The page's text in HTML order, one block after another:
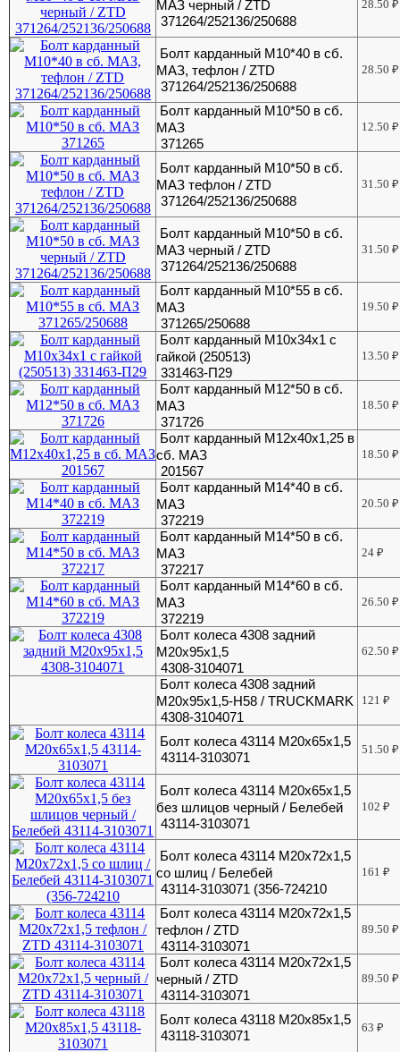
МАЗ черный / ZTD
371264/252136/250688
28.50₽
Болт карданный М10*40 в сб.
МАЗ, тефлон / ZTD
371264/252136/250688
28.50₽
Болт карданный М10*50 в сб.
МАЗ
371265
12.50₽
Болт карданный М10*50 в сб.
МАЗ тефлон / ZTD
371264/252136/250688
31.50₽
Болт карданный М10*50 в сб.
МАЗ черный / ZTD
371264/252136/250688
31.50₽
Болт карданный М10*55 в сб.
МАЗ
371265/250688
19.50₽
Болт карданный М10х34х1 с
гайкой (250513)
331463-П29
13.50₽
Болт карданный М12*50 в сб.
МАЗ
371726
18.50₽
Болт карданный М12х40х1,25 в
сб. МАЗ
201567
18.50₽
Болт карданный М14*40 в сб.
МАЗ
372219
20.50₽
Болт карданный М14*50 в сб.
МАЗ
372217
24₽
Болт карданный М14*60 в сб.
МАЗ
372219
26.50₽
Болт колеса 4308 задний
М20х95х1,5
4308-3104071
62.50₽
Болт колеса 4308 задний
М20х95х1,5-H58 / TRUCKMARK
4308-3104071
121₽
Болт колеса 43114 М20х65х1,5
43114-3103071
51.50₽
Болт колеса 43114 М20х65х1,5
без шлицов черный / Белебей
43114-3103071
102₽
Болт колеса 43114 М20х72х1,5
со шлиц / Белебей
43114-3103071 (356-724210
161₽
Болт колеса 43114 М20х72х1,5
тефлон / ZTD
43114-3103071
89.50₽
Болт колеса 43114 М20х72х1,5
черный / ZTD
43114-3103071
89.50₽
Болт колеса 43118 М20х85х1,5
43118-3103071
63₽